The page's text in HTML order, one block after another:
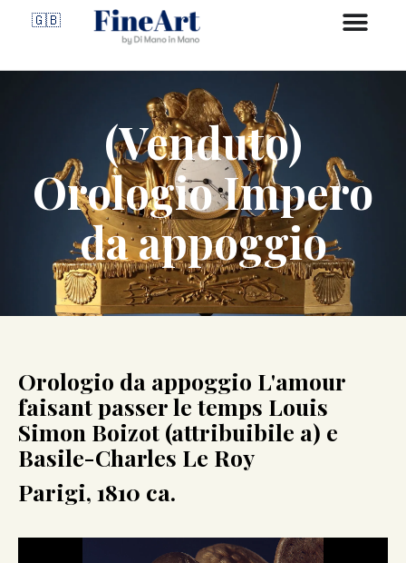
🇬🇧
(Venduto)
Orologio Impero
da appoggio
Orologio da appoggio L'amour
faisant passer le temps Louis
Simon Boizot (attribuibile a) e
Basile-Charles Le Roy
Parigi, 1810 ca.